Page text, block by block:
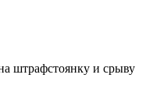
штрафстоянку и срыву